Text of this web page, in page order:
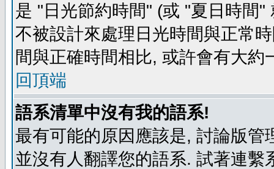
是 "日光節約時間" (或 "夏日時間
不被設計來處理日光時間與正常
間與正確時間相比, 或許會有大約
回頂端
語系清單中沒有我的語系!
最有可能的原因應該是, 討論版
並沒有人翻譯您的語系. 試著連